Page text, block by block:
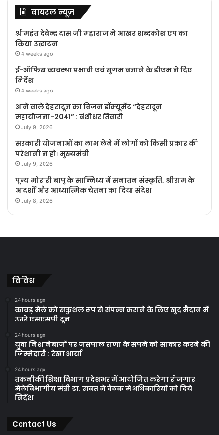
वायरल न्यूज़
श्रीमहंत देवेन्द्र दास जी महाराज ने आखर शब्दकोश एप का
किया उद्घाटन
4 weeks ago
ई-ऑफिस व्यवस्था प्रभावी एवं सुगम बनाने के डीएम ने दिए
निर्देश
4 weeks ago
आने वाले देहरादून का विजन डॉक्यूमेंट “देहरादून
महायोजना-2041” : बंशीधर तिवारी
July 9, 2026
सरकारी योजनाओं का लाभ लेने में लोगों को किसी प्रकार की
परेशानी न होः मुख्यमंत्री
July 9, 2026
पूज्य मोरारी बापू के सान्निध्य में सनातन संस्कृति, श्रीराम के
आदर्शों और आध्यात्मिक चेतना का दिया संदेश
July 8, 2026
विविध
24 hours ago
कावड़ मेले को सकुशल रूप से संपन्न कराने के लिए खुद मैदान में
उतरे एसएसपी दून
24 hours ago
युवा निशानेबाजों पर जसपाल राणा के सपने को साकार करने की
जिम्मेदारी : रेखा आर्या
24 hours ago
तकनीकी शिक्षा विभाग प्रदेशभर में आयोजित करेगा रोजगार
मेलेविभागीय मंत्री डा. रावत ने बैठक में अधिकारियों को दिये
निर्देश
Contact Us